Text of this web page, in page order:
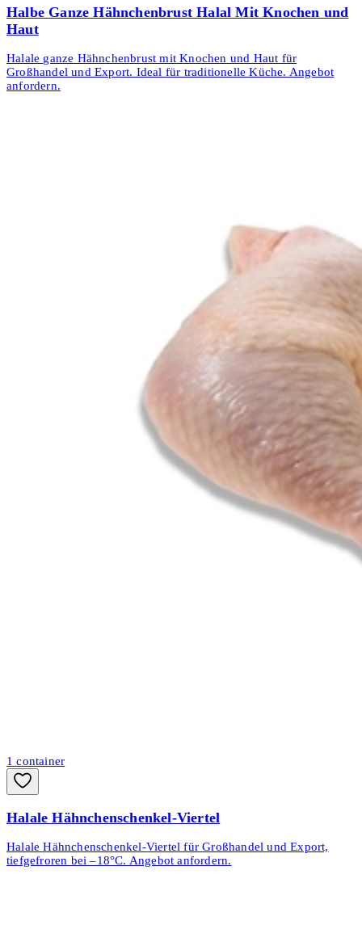
Halbe Ganze Hähnchenbrust Halal Mit Knochen und
Haut
Halale ganze Hähnchenbrust mit Knochen und Haut für
Großhandel und Export. Ideal für traditionelle Küche. Angebot
anfordern.
1container
Halale Hähnchenschenkel-Viertel
Halale Hähnchenschenkel-Viertel für Großhandel und Export,
tiefgefroren bei –18°C. Angebot anfordern.